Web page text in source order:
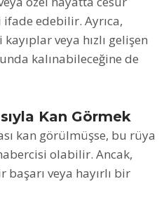
edebilir. Ayrıca,
veya hızlı gelişen
kalınabileceğine de
Kan Görmek
kan görülmüşse, bu rüya
olabilir. Ancak,
veya hayırlı bir